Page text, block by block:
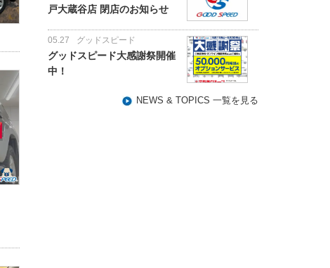
戸大蔵谷店 閉店のお知らせ
05.27 グッドスピード
グッドスピード大感謝祭開催
中！
NEWS & TOPICS 一覧を見る